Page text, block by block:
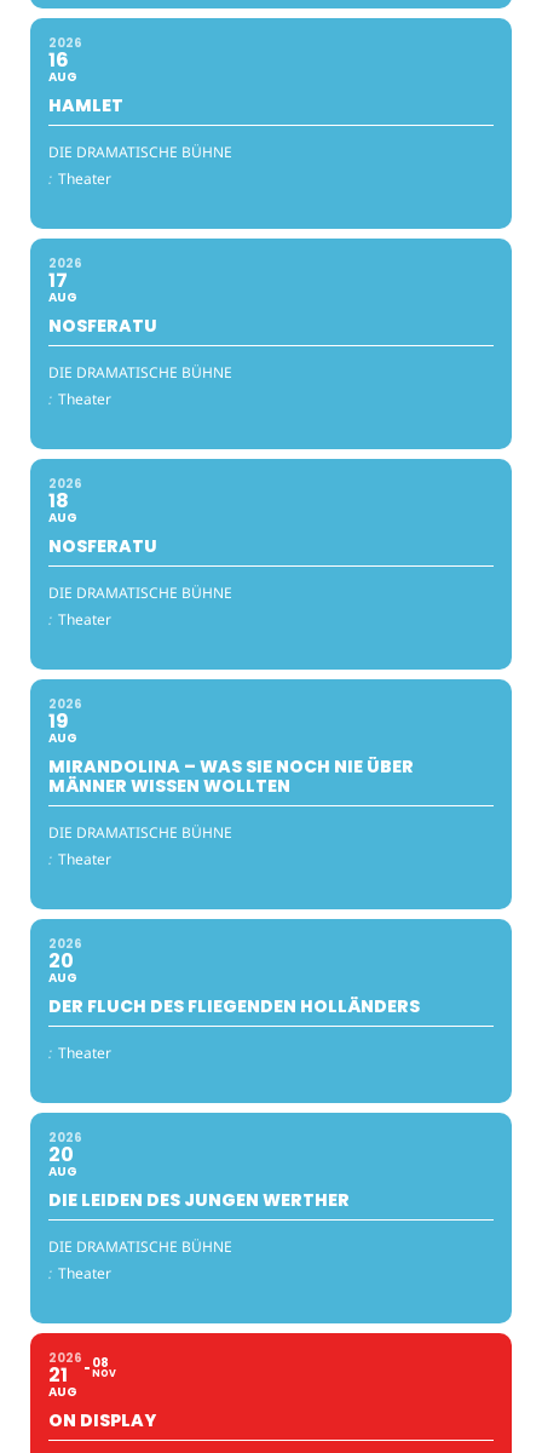
2026
16
AUG
HAMLET
DIE DRAMATISCHE BÜHNE
: Theater
2026
17
AUG
NOSFERATU
DIE DRAMATISCHE BÜHNE
: Theater
2026
18
AUG
NOSFERATU
DIE DRAMATISCHE BÜHNE
: Theater
2026
19
AUG
MIRANDOLINA – WAS SIE NOCH NIE ÜBER
MÄNNER WISSEN WOLLTEN
DIE DRAMATISCHE BÜHNE
: Theater
2026
20
AUG
DER FLUCH DES FLIEGENDEN HOLLÄNDERS
: Theater
2026
20
AUG
DIE LEIDEN DES JUNGEN WERTHER
DIE DRAMATISCHE BÜHNE
: Theater
2026
21
AUG
08
NOV
ON DISPLAY